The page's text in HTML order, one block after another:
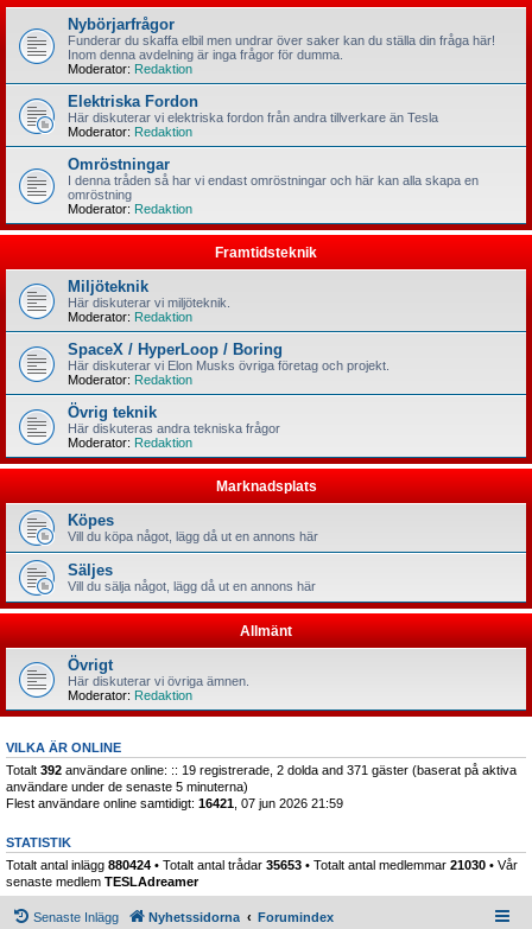
Nybörjarfrågor
Funderar du skaffa elbil men undrar över saker kan du ställa din fråga här!
Inom denna avdelning är inga frågor för dumma.
Moderator: Redaktion
Elektriska Fordon
Här diskuterar vi elektriska fordon från andra tillverkare än Tesla
Moderator: Redaktion
Omröstningar
I denna tråden så har vi endast omröstningar och här kan alla skapa en
omröstning
Moderator: Redaktion
Framtidsteknik
Miljöteknik
Här diskuterar vi miljöteknik.
Moderator: Redaktion
SpaceX / HyperLoop / Boring
Här diskuterar vi Elon Musks övriga företag och projekt.
Moderator: Redaktion
Övrig teknik
Här diskuteras andra tekniska frågor
Moderator: Redaktion
Marknadsplats
Köpes
Vill du köpa något, lägg då ut en annons här
Säljes
Vill du sälja något, lägg då ut en annons här
Allmänt
Övrigt
Här diskuterar vi övriga ämnen.
Moderator: Redaktion
VILKA ÄR ONLINE
Totalt 392 användare online: :: 19 registrerade, 2 dolda and 371 gäster (baserat på aktiva
användare under de senaste 5 minuterna)
Flest användare online samtidigt: 16421 , 07 jun 2026 21:59
STATISTIK
Totalt antal inlägg 880424 • Totalt antal trådar 35653 • Totalt antal medlemmar 21030 • Vår
senaste medlem TESLAdreamer
Senaste Inlägg Nyhetssidorna Forumindex